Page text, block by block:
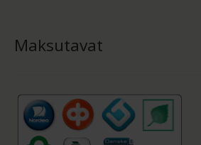
Maksutavat